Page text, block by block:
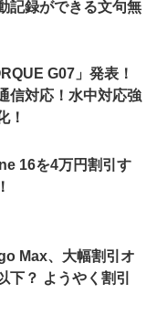
記録ができる文句無
G07」発表！
信対応！水中対応強
！
16を4万円割引す
Max、大幅割引オ
下？ ようやく割引